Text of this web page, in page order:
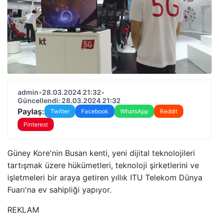
admin•28.03.2024 21:32•
Güncellendi: 28.03.2024 21:32
Paylaş: Twitter Facebook WhatsApp
Reddit
Pinterest
Güney Kore'nin Busan kenti, yeni dijital teknolojileri
tartışmak üzere hükümetleri, teknoloji şirketlerini ve
işletmeleri bir araya getiren yıllık ITU Telekom Dünya
Fuarı'na ev sahipliği yapıyor.
REKLAM